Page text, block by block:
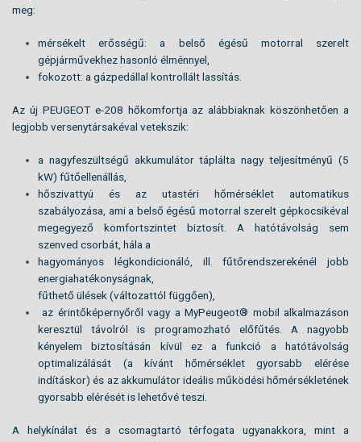
meg:
mérsékelt erősségű: a belső égésű motorral szerelt
gépjárművekhez hasonló élménnyel,
fokozott: a gázpedállal kontrollált lassítás.
Az új PEUGEOT e-208 hőkomfortja az alábbiaknak köszönhetően a
legjobb versenytársakéval vetekszik:
a nagyfeszültségű akkumulátor táplálta nagy teljesítményű (5
kW) fűtőellenállás,
hőszivattyú és az utastéri hőmérséklet automatikus
szabályozása, ami a belső égésű motorral szerelt gépkocsikéval
megegyező komfortszintet biztosít. A hatótávolság sem
szenved csorbát, hála a
hagyományos légkondicionáló, ill. fűtőrendszerekénél jobb
energiahatékonyságnak,
fűthető ülések (változattól függően),
az érintőképernyőről vagy a MyPeugeot® mobil alkalmazáson
keresztül távolról is programozható előfűtés. A nagyobb
kényelem biztosításán kívül ez a funkció a hatótávolság
optimalizálását (a kívánt hőmérséklet gyorsabb elérése
indításkor) és az akkumulátor ideális működési hőmérsékletének
gyorsabb elérését is lehetővé teszi.
A helykínálat és a csomagtartó térfogata ugyanakkora, mint a